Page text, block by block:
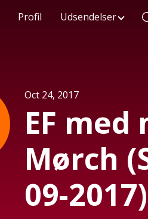
Profil Udsendelser
Oct 24, 2017
EF med
Mørch
09-2017)